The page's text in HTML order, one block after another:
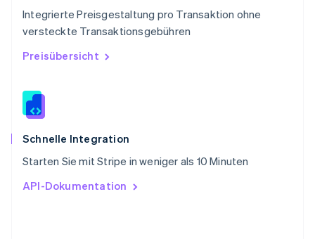
Integrierte Preisgestaltung pro Transaktion ohne
versteckte Transaktionsgebühren
Preisübersicht
Schnelle Integration
Starten Sie mit Stripe in weniger als 10 Minuten
API-Dokumentation
Slowenien
EnglishItaliano
Sonderverwaltungsregion Hongkong,
Spanien
Thailand
ไทยEnglish
English
English